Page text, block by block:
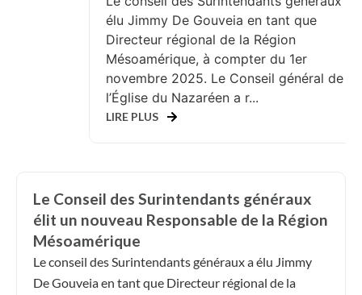
élu Jimmy De Gouveia en tant que
Directeur régional de la Région
Mésoamérique, à compter du 1er
novembre 2025. Le Conseil général de
l’Église du Nazaréen a r...
LIRE PLUS
Le Conseil des Surintendants généraux
élit un nouveau Responsable de la Région
Mésoamérique
Le conseil des Surintendants généraux a élu Jimmy
De Gouveia en tant que Directeur régional de la